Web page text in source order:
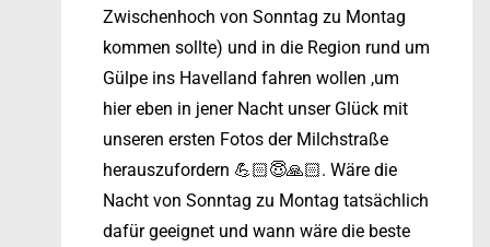
Zwischenhoch von Sonntag zu Montag
kommen sollte) und in die Region rund um
Gülpe ins Havelland fahren wollen ,um
hier eben in jener Nacht unser Glück mit
unseren ersten Fotos der Milchstraße
herauszufordern 💪🏻😇🙏🏻. Wäre die
Nacht von Sonntag zu Montag tatsächlich
dafür geeignet und wann wäre die beste